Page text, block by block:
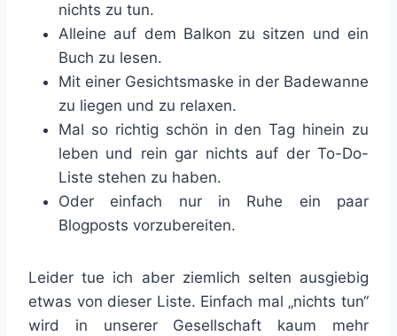
nichts zu tun.
Alleine auf dem Balkon zu sitzen und ein
Buch zu lesen.
Mit einer Gesichtsmaske in der Badewanne
zu liegen und zu relaxen.
Mal so richtig schön in den Tag hinein zu
leben und rein gar nichts auf der To-Do-
Liste stehen zu haben.
Oder einfach nur in Ruhe ein paar
Blogposts vorzubereiten.
Leider tue ich aber ziemlich selten ausgiebig
etwas von dieser Liste. Einfach mal „nichts tun“
wird in unserer Gesellschaft kaum mehr